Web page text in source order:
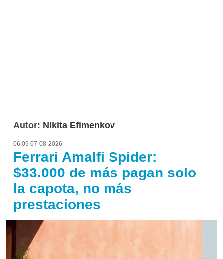
Autor: Nikita Efimenkov
06:09 07-08-2026
Ferrari Amalfi Spider:
$33.000 de más pagan solo
la capota, no más
prestaciones